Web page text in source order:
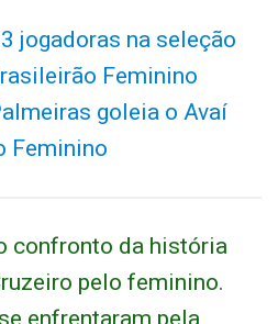
jogadoras na seleção
Feminino
goleia o Avaí
Feminino
confronto da história
pelo feminino.